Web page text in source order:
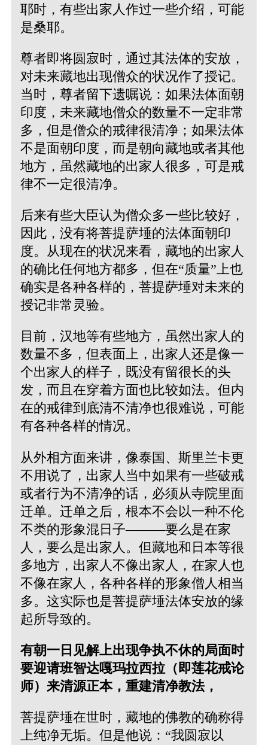
耶时，有些出家人作过一些介绍，可能
是桑耶。
尊者即将圆寂时，通过其法体的安放，
对未来藏地出现僧众的状况作了授记。
当时，尊者留下遗嘱说：如果法体面朝
印度，未来藏地僧众的数量不一定非常
多，但是僧众的戒律很清净；如果法体
不是面朝印度，而是朝向藏地或者其他
地方，虽然藏地的出家人很多，可是戒
律不一定很清净。
后来有些大臣认为僧众多一些比较好，
因此，没有将菩提萨埵的法体面朝印
度。从现在的状况来看，藏地的出家人
的确比任何地方都多，但在“质量”上也
确实是各种各样的，菩提萨埵对未来的
授记非常灵验。
目前，汉地等有些地方，虽然出家人的
数量不多，但表面上，出家人还是像一
个出家人的样子，既没有留很长的头
发，而且在穿着方面也比较如法。但内
在的戒律到底清不清净也很难说，可能
有各种各样的情况。
从外相方面来讲，像泰国、斯里兰卡更
不用说了，出家人当中如果有一些破戒
或者行为不清净的话，必须从寺院里面
迁单。迁单之后，根本不会以一种不伦
不类的形象混日子———要么是在家
人，要么是出家人。但藏地和日本等很
多地方，出家人不像出家人，在家人也
不像在家人，各种各样的形象僧人相当
多。这实际也是菩提萨埵法体安放的缘
起所导致的。
有朝一日见解上出现争执不休的局面时
要迎请班智达嘎玛拉西拉（即莲花戒论
师）来清源正本，重建清净教法，
菩提萨埵在世时，藏地的佛教的确称得
上纯净无垢。但是他说：“我圆寂以